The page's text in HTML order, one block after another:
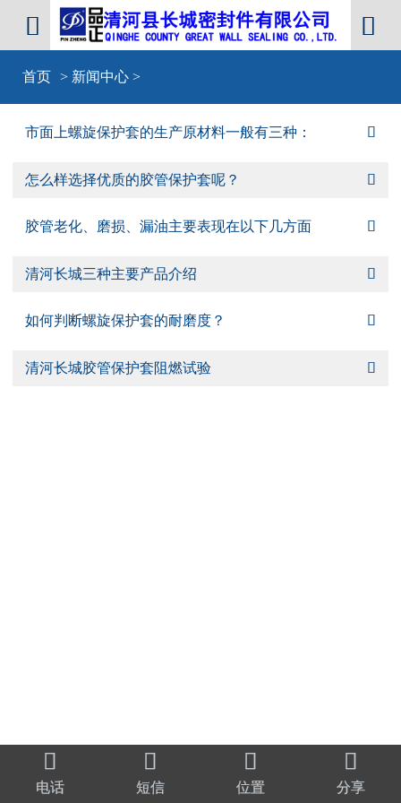


首页 > 新闻中心 >

市面上螺旋保护套的生产原材料一般有三种：

怎么样选择优质的胶管保护套呢？

胶管老化、磨损、漏油主要表现在以下几方面

清河长城三种主要产品介绍

如何判断螺旋保护套的耐磨度？

清河长城胶管保护套阻燃试验

电话

短信

位置

分享